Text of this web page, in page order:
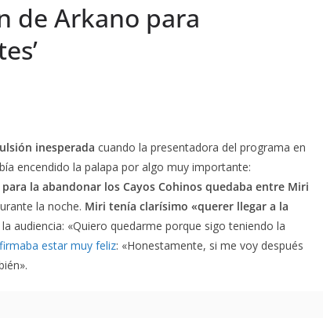
de Arkano para
inesperada cuando la presentadora del programa en
encendido la palapa por algo muy importante:
la abandonar los Cayos Cohinos quedaba entre Miri
la noche. Miri tenía clarísimo «querer llegar a la
audiencia: «Quiero quedarme porque sigo teniendo la
estar muy feliz: «Honestamente, si me voy después